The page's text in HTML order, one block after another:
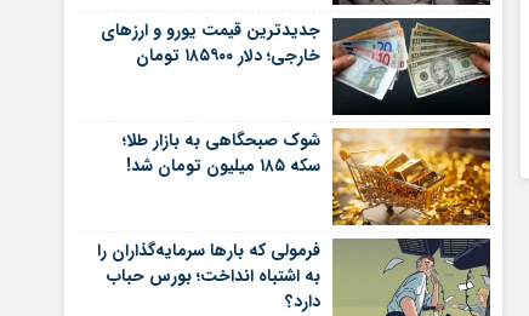
جدیدترین قیمت یورو و ارزهای
خارجی؛ دلار ۱۸۵۹۰۰ تومان
شوک صبحگاهی به بازار طلا؛
سکه ۱۸۵ میلیون تومان شد!
فرمولی که بارها سرمایه‌گذاران را
به اشتباه انداخت؛ بورس حباب
دارد؟